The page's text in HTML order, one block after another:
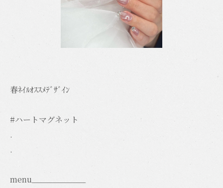
春ﾈｲﾙｵｽｽﾒﾃﾞｻﾞｲﾝ
#ハートマグネット
.
.
menu____________